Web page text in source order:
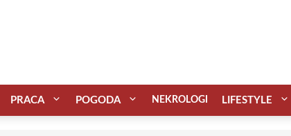
PRACA POGODA NEKROLOGI LIFESTYLE